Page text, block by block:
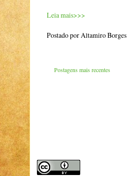
Leia mais>>>
Postado porAltamiro Borges
Postagens mais recentes